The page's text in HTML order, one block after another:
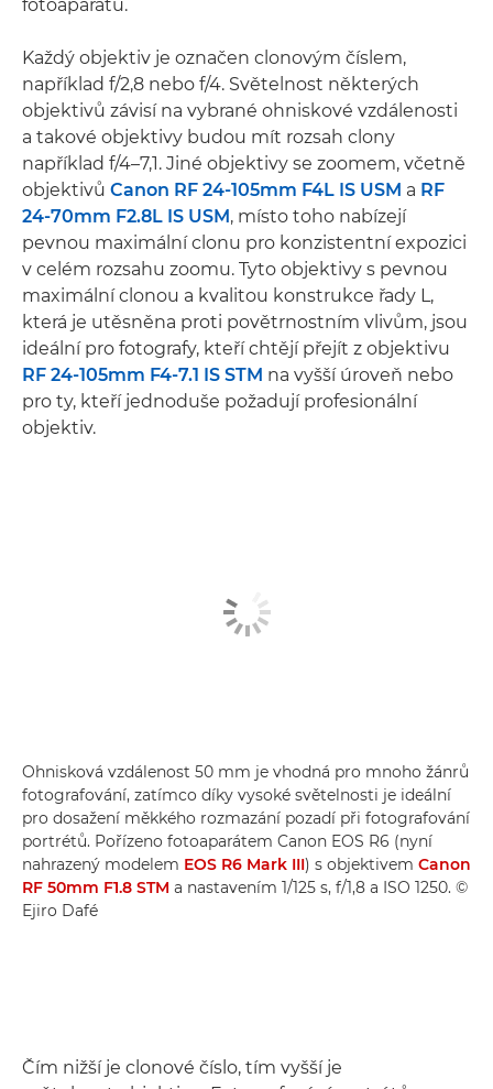
fotoaparátu.
Každý objektiv je označen clonovým číslem,
například f/2,8 nebo f/4. Světelnost některých
objektivů závisí na vybrané ohniskové vzdálenosti
a takové objektivy budou mít rozsah clony
například f/4–7,1. Jiné objektivy se zoomem, včetně
objektivů Canon RF 24-105mm F4L IS USM a RF
24-70mm F2.8L IS USM, místo toho nabízejí
pevnou maximální clonu pro konzistentní expozici
v celém rozsahu zoomu. Tyto objektivy s pevnou
maximální clonou a kvalitou konstrukce řady L,
která je utěsněna proti povětrnostním vlivům, jsou
ideální pro fotografy, kteří chtějí přejít z objektivu
RF 24-105mm F4-7.1 IS STM na vyšší úroveň nebo
pro ty, kteří jednoduše požadují profesionální
objektiv.
Ohnisková vzdálenost 50 mm je vhodná pro mnoho žánrů
fotografování, zatímco díky vysoké světelnosti je ideální
pro dosažení měkkého rozmazání pozadí při fotografování
portrétů. Pořízeno fotoaparátem Canon EOS R6 (nyní
nahrazený modelem EOS R6 Mark III) s objektivem Canon
RF 50mm F1.8 STM a nastavením 1/125 s, f/1,8 a ISO 1250. ©
Ejiro Dafé
Čím nižší je clonové číslo, tím vyšší je